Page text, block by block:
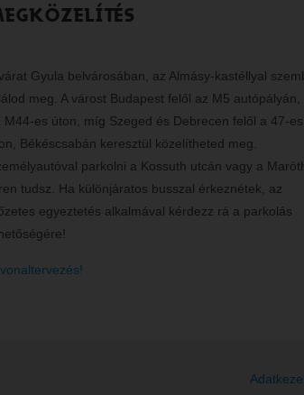
Gyula belvárosában, az Almásy-kastéllyal
meg. A várost Budapest felől az M5 autópályán,
M44-es úton, míg Szeged és Debrecen felől a 47-es
Békéscsabán keresztül közelítheted meg.
parkolni a Kossuth utcán vagy a
tudsz. Ha különjáratos busszal érkeznétek, az
egyeztetés alkalmával kérdezz rá a parkolás